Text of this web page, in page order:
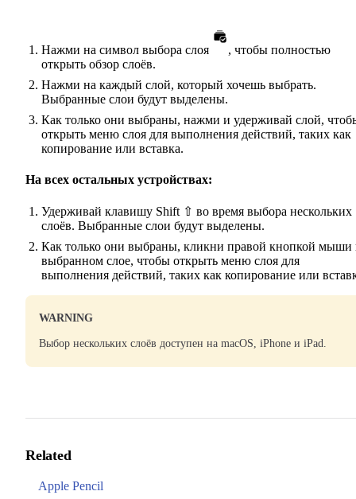
Нажми на символ выбора слоя
, чтобы полностью
открыть обзор слоёв.
Нажми на каждый слой, который хочешь выбрать.
Выбранные слои будут выделены.
Как только они выбраны, нажми и удерживай слой,
открыть меню слоя для выполнения действий, таких как
копирование или вставка.
На всех остальных устройствах:
Удерживай клавишу Shift ⇧ во время выбора нескольких
слоёв. Выбранные слои будут выделены.
Как только они выбраны, кликни правой кнопкой мыши
выбранном слое, чтобы открыть меню слоя для
выполнения действий, таких как копирование или
WARNING
Выбор нескольких слоёв доступен на macOS, iPhone и iPad.
Related
Apple Pencil